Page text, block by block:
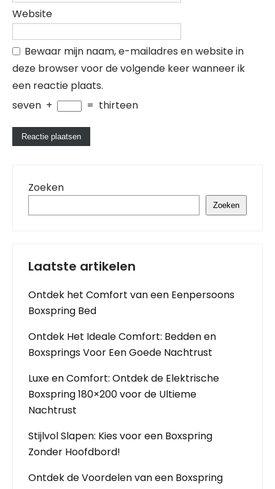
Website
Bewaar mijn naam, e-mailadres en website in
deze browser voor de volgende keer wanneer ik
een reactie plaats.
seven + = thirteen
Zoeken
Zoeken
Laatste artikelen
Ontdek het Comfort van een Eenpersoons
Boxspring Bed
Ontdek Het Ideale Comfort: Bedden en
Boxsprings Voor Een Goede Nachtrust
Luxe en Comfort: Ontdek de Elektrische
Boxspring 180×200 voor de Ultieme
Nachtrust
Stijlvol Slapen: Kies voor een Boxspring
Zonder Hoofdbord!
Ontdek de Voordelen van een Boxspring